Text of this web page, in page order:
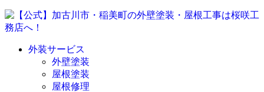
外装サービス
外壁塗装
屋根塗装
屋根修理